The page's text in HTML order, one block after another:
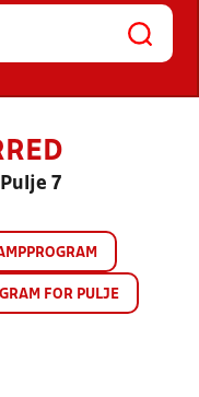
7
FOR PULJE